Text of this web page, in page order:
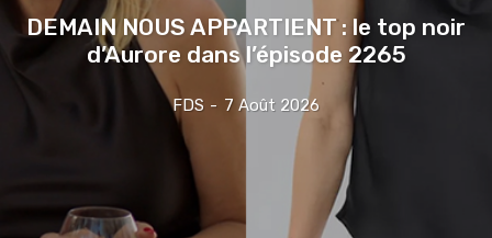
DEMAIN NOUS APPARTIENT : le top noir
d’Aurore dans l’épisode 2265
FDS - 7 Août 2026